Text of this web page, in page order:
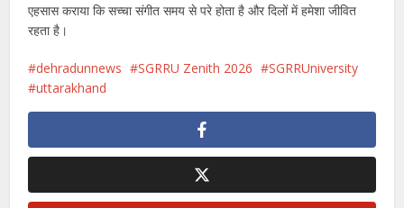
एहसास कराया कि सच्चा संगीत समय से परे होता है और दिलों में हमेशा जीवित
रहता है।
dehradunnews SGRRU Zenith 2026
SGRRUniversity
uttarakhand